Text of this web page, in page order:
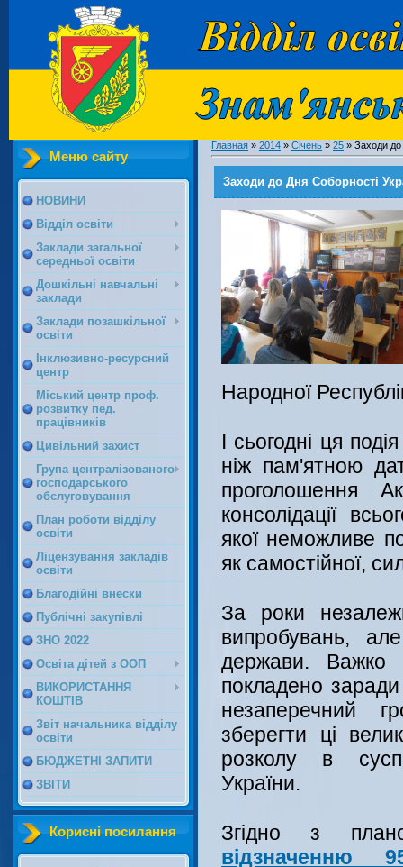
Меню сайту
НОВИНИ
Відділ освіти
Заклади загальної
середньої освіти
Дошкільні навчальні
заклади
Заклади позашкільної
освіти
Інклюзивно-ресурсний
центр
Міський центр проф.
розвитку пед.
працівників
Цивільний захист
Група централізованого
господарського
обслуговування
План роботи відділу
освіти
Ліцензування закладів
освіти
Благодійні внески
Публічні закупівлі
ЗНО 2022
Освіта дітей з ООП
ВИКОРИСТАННЯ
КОШТІВ
Звіт начальника відділу
освіти
БЮДЖЕТНІ ЗАПИТИ
ЗВІТИ
Корисні посилання
Главная » 2014 » Січень » 25 » Заходи до
Заходи до Дня Соборності
Народної
І сьогодні ця
ніж пам'ятною
проголошення
консолідації
якої неможливе
як самостійної,
За роки
випробувань,
держави. Важко
покладено
незаперечний
зберегти ці
розколу в
України.
Згідно з
відзначенню